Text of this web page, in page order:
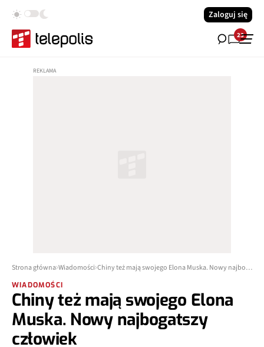
Zaloguj się
23
Strona główna Wiadomości Chiny też mają swojego Elona Muska. Nowy najbogatszy człowiek
WIADOMOŚCI
Chiny też mają swojego Elona
Muska. Nowy najbogatszy
człowiek